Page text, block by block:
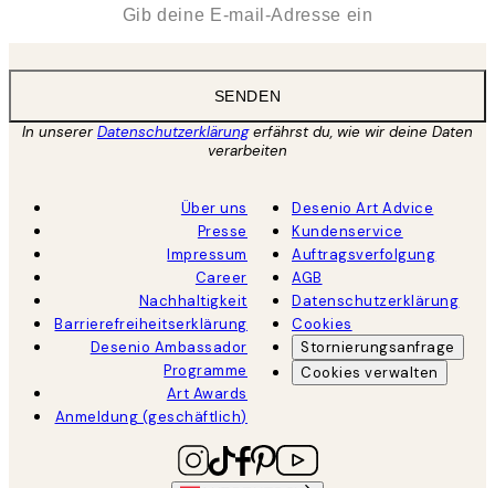
SENDEN
In unsererDatenschutzerklärungerfährst du, wie wir deine Daten
verarbeiten
Über uns
Presse
Impressum
Career
Nachhaltigkeit
Barrierefreiheitserklärung
Desenio Ambassador
Programme
Art Awards
Anmeldung (geschäftlich)
Desenio Art Advice
Kundenservice
Auftragsverfolgung
AGB
Datenschutzerklärung
Cookies
Stornierungsanfrage
Cookies verwalten